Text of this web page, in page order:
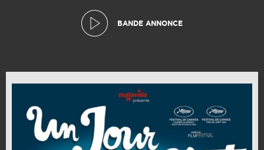
BANDE ANNONCE